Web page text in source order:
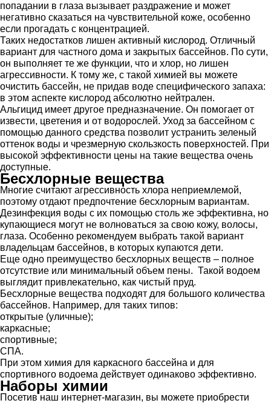
попадании в глаза вызывает раздражение и может
негативно сказаться на чувствительной коже, особенно
если прогадать с концентрацией.
Таких недостатков лишен активный кислород. Отличный
вариант для частного дома и закрытых бассейнов. По сути,
он выполняет те же функции, что и хлор, но лишен
агрессивности. К тому же, с такой химией вы можете
очистить бассейн, не придав воде специфического запаха:
в этом аспекте кислород абсолютно нейтрален.
Альгицид имеет другое предназначение. Он помогает от
извести, цветения и от водорослей. Уход за бассейном с
помощью данного средства позволит устранить зеленый
оттенок воды и чрезмерную скользкость поверхностей. При
высокой эффективности цены на такие вещества очень
доступные.
Бесхлорные вещества
Многие считают агрессивность хлора неприемлемой,
поэтому отдают предпочтение бесхлорным вариантам.
Дезинфекция воды с их помощью столь же эффективна, но
купающиеся могут не волноваться за свою кожу, волосы,
глаза. Особенно рекомендуем выбрать такой вариант
владельцам бассейнов, в которых купаются дети.
Еще одно преимущество бесхлорных веществ – полное
отсутствие или минимальный объем пены. Такой водоем
выглядит привлекательно, как чистый пруд.
Бесхлорные вещества подходят для большого количества
бассейнов. Например, для таких типов:
открытые (уличные);
каркасные;
спортивные;
СПА.
При этом химия для каркасного бассейна и для
спортивного водоема действует одинаково эффективно.
Наборы химии
Посетив наш интернет-магазин, вы можете приобрести